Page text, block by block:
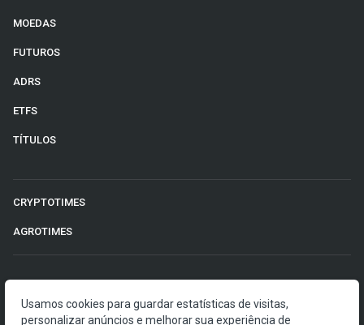
MOEDAS
FUTUROS
ADRS
ETFS
TÍTULOS
CRYPTOTIMES
AGROTIMES
O Money Times publica matérias de cunho jornalístico, que
Usamos cookies para guardar estatísticas de visitas,
personalizar anúncios e melhorar sua experiência de